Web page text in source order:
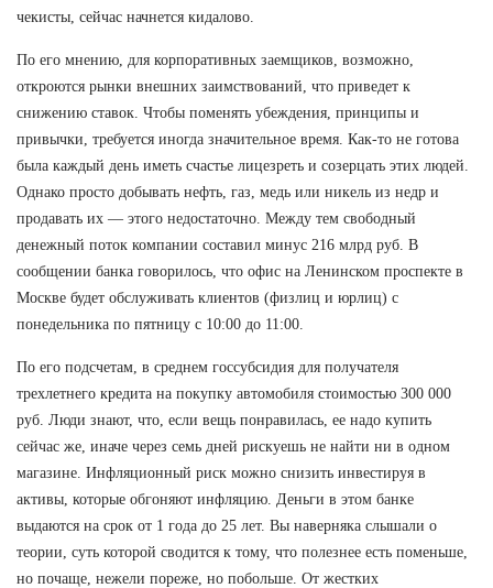
чекисты, сейчас начнется кидалово.
По его мнению, для корпоративных заемщиков, возможно,
откроются рынки внешних заимствований, что приведет к
снижению ставок. Чтобы поменять убеждения, принципы и
привычки, требуется иногда значительное время. Как-то не готова
была каждый день иметь счастье лицезреть и созерцать этих людей.
Однако просто добывать нефть, газ, медь или никель из недр и
продавать их — этого недостаточно. Между тем свободный
денежный поток компании составил минус 216 млрд руб. В
сообщении банка говорилось, что офис на Ленинском проспекте в
Москве будет обслуживать клиентов (физлиц и юрлиц) с
понедельника по пятницу с 10:00 до 11:00.
По его подсчетам, в среднем госсубсидия для получателя
трехлетнего кредита на покупку автомобиля стоимостью 300 000
руб. Люди знают, что, если вещь понравилась, ее надо купить
сейчас же, иначе через семь дней рискуешь не найти ни в одном
магазине. Инфляционный риск можно снизить инвестируя в
активы, которые обгоняют инфляцию. Деньги в этом банке
выдаются на срок от 1 года до 25 лет. Вы наверняка слышали о
теории, суть которой сводится к тому, что полезнее есть поменьше,
но почаще, нежели пореже, но побольше. От жестких